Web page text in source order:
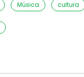
Música cultura